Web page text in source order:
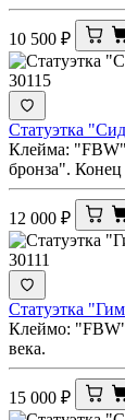
10 500 ₽
30115
Статуэтка
Клейма:
бронза".
12 000 ₽
30111
Статуэтка
Клеймо:
века.
15 000 ₽